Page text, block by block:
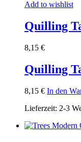
Add to wishlist
Quilling
8,15 €
Quilling
8,15 € In den
Lieferzeit: 2-3